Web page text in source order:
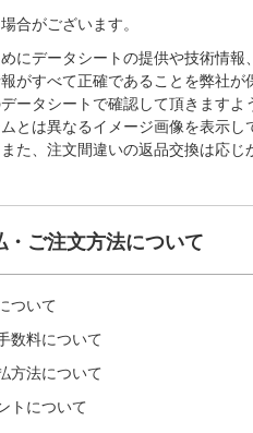
合がございます。
データシートの提供や技術情報
がすべて正確であることを弊社が
ータシートで確認して頂きますよ
とは異なるイメージ画像を表示し
た、注文間違いの返品交換は応じ
・ご注文方法について
ついて
数料について
方法について
トについて